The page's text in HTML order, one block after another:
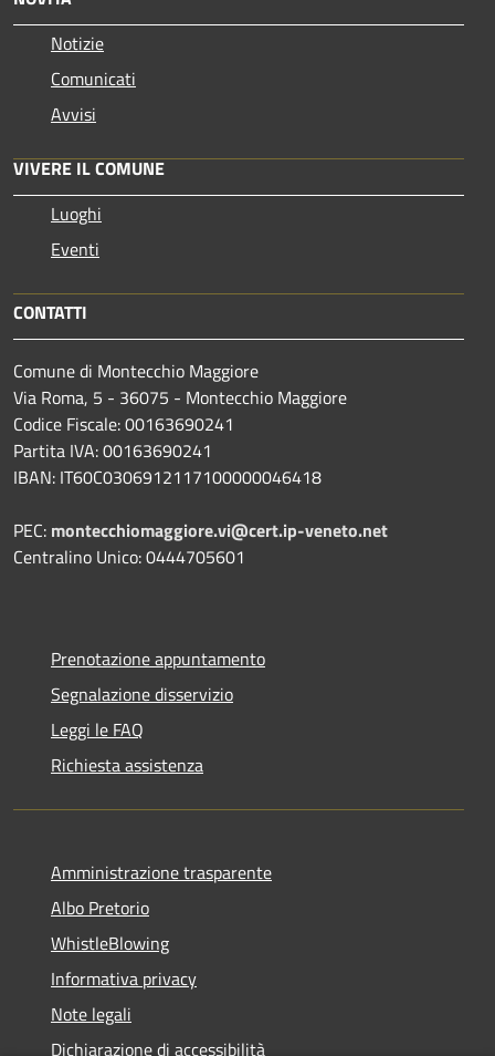
Notizie
Comunicati
Avvisi
VIVERE IL COMUNE
Luoghi
Eventi
CONTATTI
Comune di Montecchio Maggiore
Via Roma, 5 - 36075 - Montecchio Maggiore
Codice Fiscale: 00163690241
Partita IVA: 00163690241
IBAN: IT60C0306912117100000046418
PEC: montecchiomaggiore.vi@cert.ip-veneto.net
Centralino Unico: 0444705601
Prenotazione appuntamento
Segnalazione disservizio
Leggi le FAQ
Richiesta assistenza
Amministrazione trasparente
Albo Pretorio
WhistleBlowing
Informativa privacy
Note legali
Dichiarazione di accessibilità